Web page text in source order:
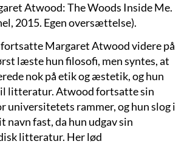
Atwood: The Woods Inside Me.
2015. Egen oversættelse).
Margaret Atwood videre på
læste hun filosofi, men syntes, at
nok på etik og æstetik, og hun
litteratur. Atwood fortsatte sin
universitetets rammer, og hun slog i
navn fast, da hun udgav sin
litteratur. Her lød